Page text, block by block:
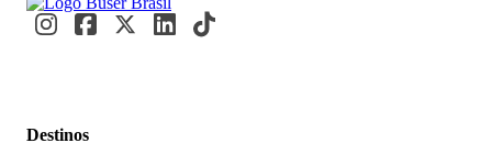
Destinos